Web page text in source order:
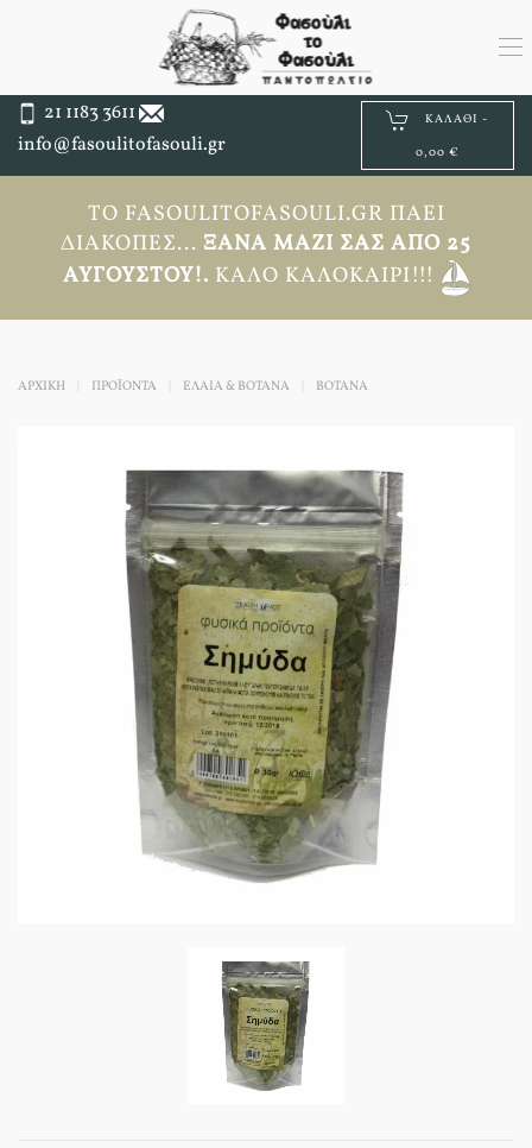
21 1183 3611
info@fasoulitofasouli.gr
ΚΑΛΆΘΙ -
0,00 €
ΤΟ FASOULITOFASOULI.GR ΠΆΕΙ
ΔΙΑΚΟΠΈΣ... ΞΑΝΆ ΜΑΖΊ ΣΑΣ ΑΠΟ 25
ΑΥΓΟΎΣΤΟΥ!. ΚΑΛΌ ΚΑΛΟΚΑΊΡΙ!!!
ΑΡΧΙΚΉ ΠΡΟΪΟΝΤΑ ΕΛΑΙΑ & ΒΟΤΑΝΑ ΒΌΤΑΝΑ